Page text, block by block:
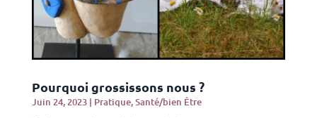
Pourquoi grossissons nous ?
Juin 24, 2023| Pratique,Santé/bien Être